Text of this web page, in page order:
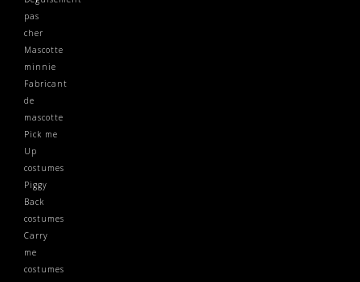
pas
cher
Mascotte
minnie
Fabricant
de
mascotte
Pick me
Up
costumes
Piggy
Back
costumes
Carry
me
costumes